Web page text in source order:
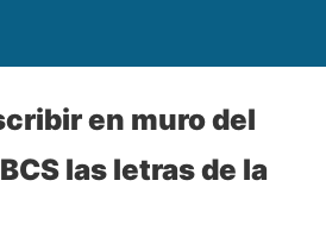
en muro del
las letras de la